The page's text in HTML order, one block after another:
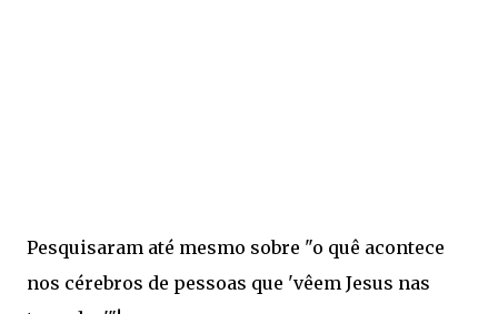
Pesquisaram até mesmo sobre "o quê acontece
nos cérebros de pessoas que 'vêem Jesus nas